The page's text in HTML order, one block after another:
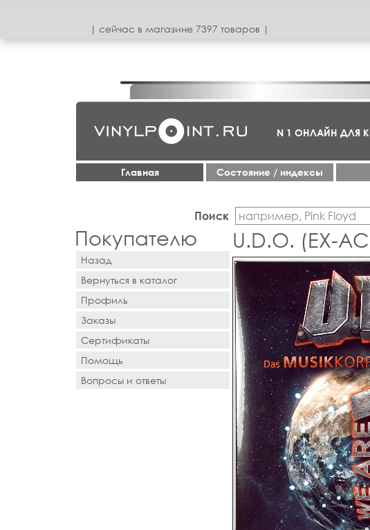
| сeйчас в магазинe 7397 товаров |
N 1 ОНЛАЙН ДЛЯ
Главная Cостояние / индексы
Поиск
Покупателю
Назад
Вернуться в каталог
Профиль
Заказы
Сертификаты
Помощь
Вопросы и ответы
U.D.O. (EX-